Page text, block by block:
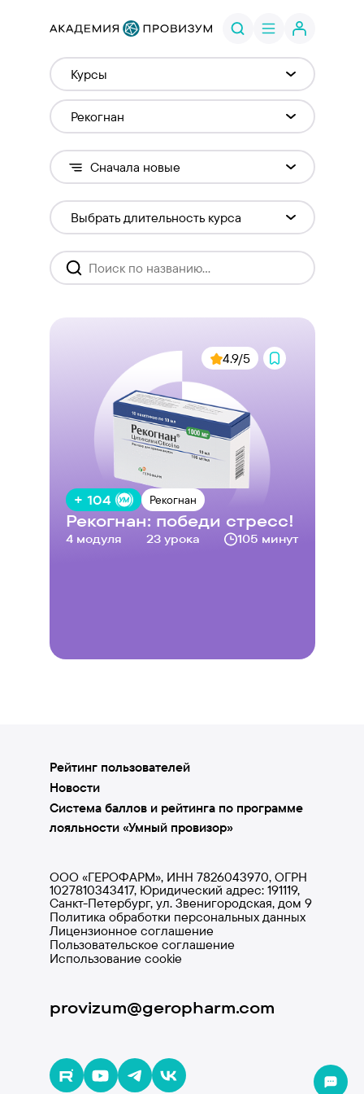
4.9/5
+ 104 Рекогнан
Рекогнан: победи стресс!
4 модуля 23 урока 105 минут
Рейтинг пользователей
Новости
Система баллов и рейтинга по программе
лояльности «Умный провизор»
ООО «ГЕРОФАРМ», ИНН 7826043970, ОГРН
1027810343417, Юридический адрес: 191119,
Санкт-Петербург, ул. Звенигородская, дом 9
Политика обработки персональных данных
Лицензионное соглашение
Пользовательское соглашение
Использование cookie
provizum@geropharm.com